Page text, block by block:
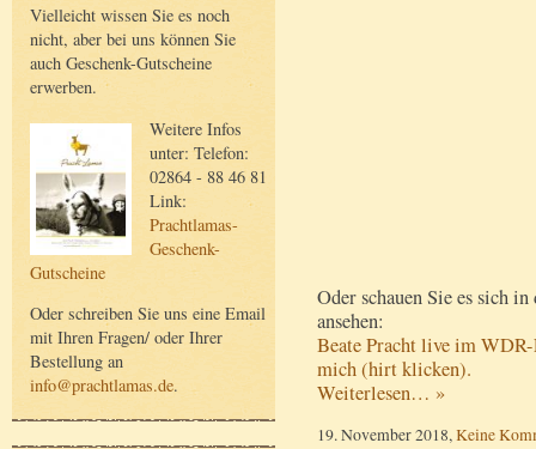
Vielleicht wissen Sie es noch
nicht, aber bei uns können Sie
auch Geschenk-Gutscheine
erwerben.
Weitere Infos
unter: Telefon:
02864 - 88 46 81
Link:
Prachtlamas-
Geschenk-
Gutscheine
Oder schreiben Sie uns eine Email
mit Ihren Fragen/ oder Ihrer
Bestellung an
info@prachtlamas.de.
Oder schauen Sie es sich
ansehen:
Beate Pracht live im
mich (hirt klicken).
Weiterlesen… »
19. November 2018,Keine